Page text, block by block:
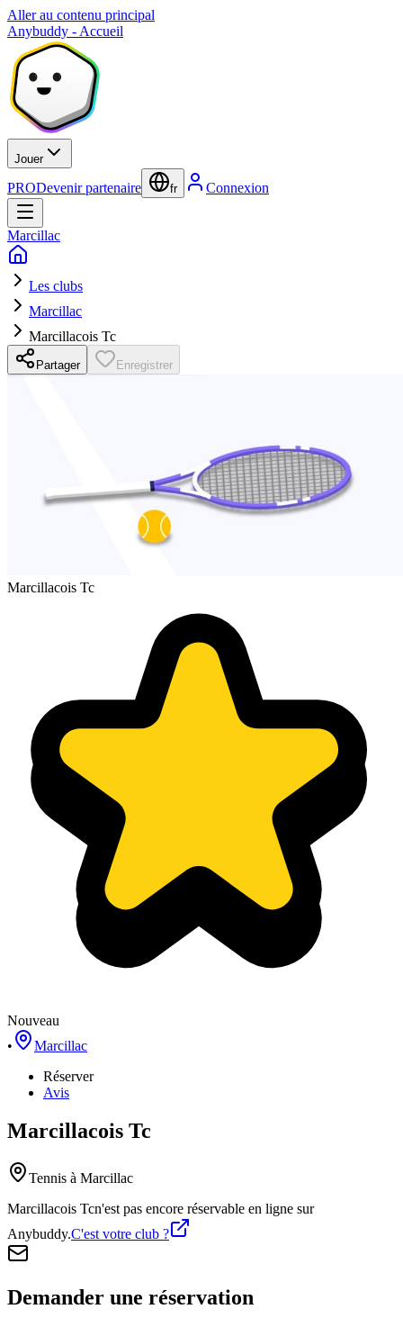
Aller au contenu principal
Anybuddy - Accueil
Jouer
PRODevenir partenaire fr Connexion
Marcillac
Les clubs
Marcillac
Marcillacois Tc
Partager Enregistrer
Marcillacois Tc
Nouveau
•
Marcillac
Réserver
Avis
Marcillacois Tc
Tennis à Marcillac
Marcillacois Tcn'est pas encore réservable en ligne sur
Anybuddy.C'est votre club ?
Demander une réservation